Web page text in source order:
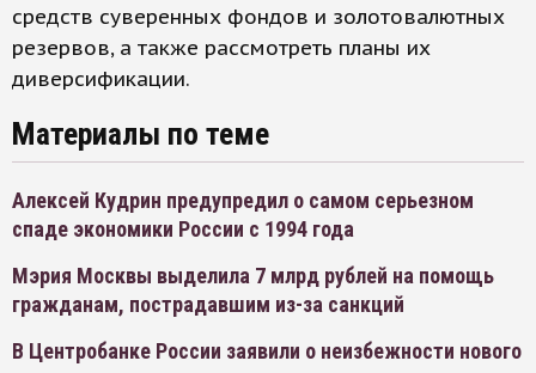
средств суверенных фондов и золотовалютных
резервов, а также рассмотреть планы их
диверсификации.
Материалы по теме
Алексей Кудрин предупредил о самом серьезном
спаде экономики России с 1994 года
Мэрия Москвы выделила 7 млрд рублей на помощь
гражданам, пострадавшим из-за санкций
В Центробанке России заявили о неизбежности нового